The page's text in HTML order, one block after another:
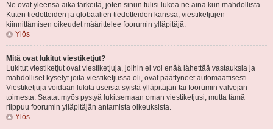
Ne ovat yleensä aika tärkeitä, joten sinun tulisi lukea ne aina kun mahdollista.
Kuten tiedotteiden ja globaalien tiedotteiden kanssa, viestiketjujen
kiinnittämisen oikeudet määrittelee foorumin ylläpitäjä.
Ylös
Mitä ovat lukitut viestiketjut?
Lukitut viestiketjut ovat viestiketjuja, joihin ei voi enää lähettää vastauksia ja
mahdolliset kyselyt joita viestiketjussa oli, ovat päättyneet automaattisesti.
Viestiketjuja voidaan lukita useista syistä ylläpitäjän tai foorumin valvojan
toimesta. Saatat myös pystyä lukitsemaan oman viestiketjusi, mutta tämä
riippuu foorumin ylläpitäjän antamista oikeuksista.
Ylös